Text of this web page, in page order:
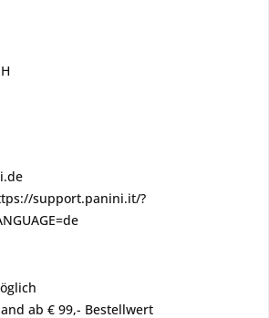
support.panini.it/?
ab € 99,- Bestellwert